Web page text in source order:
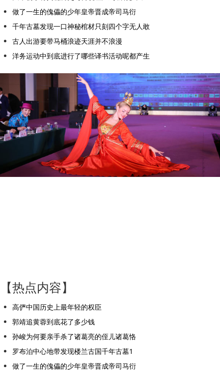
做了一生的傀儡的少年皇帝晋成帝司马衍
千年古墓发现一口神秘棺材只刻四个字无人敢
古人出游要带马桶浪迹天涯并不浪漫
洋务运动中到底进行了哪些译书活动呢都产生
【热点内容】
高俨中国历史上最年轻的权臣
郭靖追黄蓉到底花了多少钱
孙峻为何要亲手杀了诸葛亮的侄儿诸葛恪
罗布泊中心地带发现楼兰古国千年古墓1
做了一生的傀儡的少年皇帝晋成帝司马衍